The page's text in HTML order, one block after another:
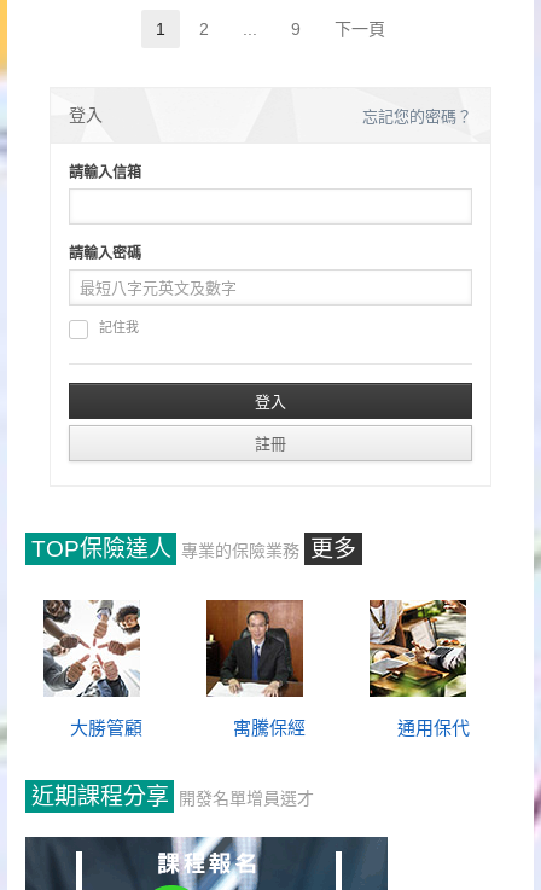
Page
1 Page
2 ... Page
9 下一頁
登入 忘記您的密碼？
請輸入信箱
請輸入密碼
記住我
TOP保險達人 專業的保險業務 更多
大勝管顧 寓騰保經 通用保代
近期課程分享 開發名單增員選才